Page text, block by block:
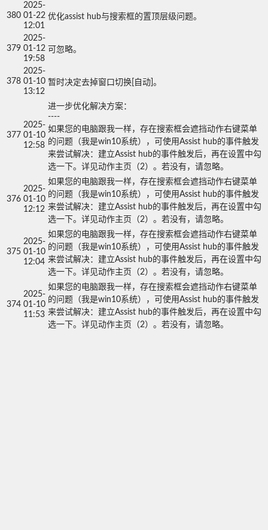
380
2025-
01-22
12:01
优化assist hub与搜索框的置顶层级问题。
379
2025-
01-12
19:58
可忽略。
378
2025-
01-10
13:12
暂时决定去掉窗口切换[自动]。
377
2025-
01-10
12:58
进一步优化解决方案：
----
如果您的电脑跟我一样，存在搜索框会遮挡动作右键菜单
的问题（我是win10系统），可使用Assist hub的事件触发
来尝试解决：建立Assist hub的事件触发后，再在设置中勾
选一下。详见动作主页（2）。若没有，请忽略。
376
2025-
01-10
12:12
如果您的电脑跟我一样，存在搜索框会遮挡动作右键菜单
的问题（我是win10系统），可使用Assist hub的事件触发
来尝试解决：建立Assist hub的事件触发后，再在设置中勾
选一下。详见动作主页（2）。若没有，请忽略。
375
2025-
01-10
12:04
如果您的电脑跟我一样，存在搜索框会遮挡动作右键菜单
的问题（我是win10系统），可使用Assist hub的事件触发
来尝试解决：建立Assist hub的事件触发后，再在设置中勾
选一下。详见动作主页（2）。若没有，请忽略。
374
2025-
01-10
11:53
如果您的电脑跟我一样，存在搜索框会遮挡动作右键菜单
的问题（我是win10系统），可使用Assist hub的事件触发
来尝试解决：建立Assist hub的事件触发后，再在设置中勾
选一下。详见动作主页（2）。若没有，请忽略。